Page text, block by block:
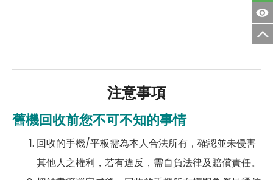
注意事項
舊機回收前您不可不知的事情
回收的手機/平板需為本人合法所有，確認並未侵害
其他人之權利，若有違反，需自負法律及賠償責任。